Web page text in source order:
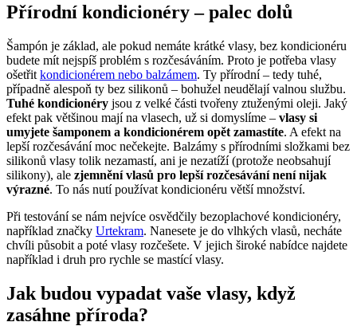
Přírodní kondicionéry – palec dolů
Šampón je základ, ale pokud nemáte krátké vlasy, bez kondicionéru
budete mít nejspíš problém s rozčesáváním. Proto je potřeba vlasy
ošetřit kondicionérem nebo balzámem. Ty přírodní – tedy tuhé,
případně alespoň ty bez silikonů – bohužel neudělají valnou službu.
Tuhé kondicionéry jsou z velké části tvořeny ztuženými oleji. Jaký
efekt pak většinou mají na vlasech, už si domyslíme – vlasy si
umyjete šamponem a kondicionérem opět zamastíte. A efekt na
lepší rozčesávání moc nečekejte. Balzámy s přírodními složkami bez
silikonů vlasy tolik nezamastí, ani je nezatíží (protože neobsahují
silikony), ale zjemnění vlasů pro lepší rozčesávání není nijak
výrazné. To nás nutí používat kondicionéru větší množství.
Při testování se nám nejvíce osvědčily bezoplachové kondicionéry,
například značky Urtekram. Nanesete je do vlhkých vlasů, necháte
chvíli působit a poté vlasy rozčešete. V jejich široké nabídce najdete
například i druh pro rychle se mastící vlasy.
Jak budou vypadat vaše vlasy, když
zasáhne příroda?